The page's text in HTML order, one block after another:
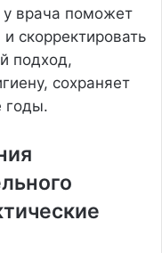
у врача поможет
скорректировать
подход,
сохраняет
годы.